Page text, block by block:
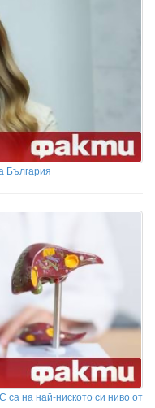
България
са на най-ниското си ниво от